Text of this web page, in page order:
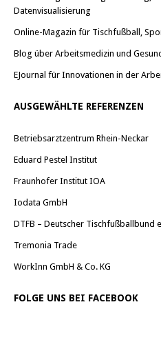
Datenvisualisierung
Online-Magazin für Tischfußball,
Blog über Arbeitsmedizin und
EJournal für Innovationen in der
AUSGEWÄHLTE REFERENZEN
Betriebsarztzentrum Rhein-Neckar
Eduard Pestel Institut
Fraunhofer Institut IOA
Iodata GmbH
DTFB – Deutscher Tischfußballbund
Tremonia Trade
WorkInn GmbH & Co. KG
FOLGE UNS BEI FACEBOOK